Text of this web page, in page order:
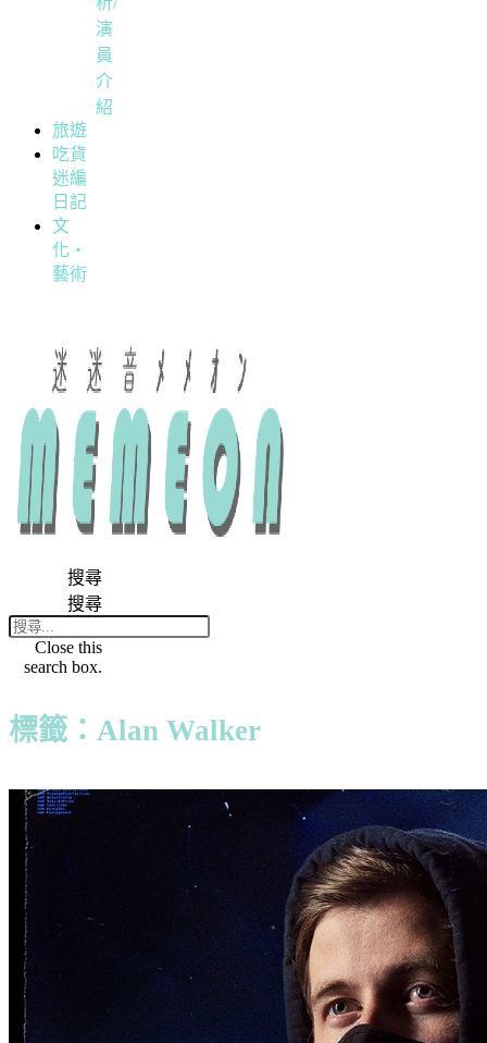
演
員
介
紹
旅遊
吃貨
迷編
日記
文
化・
藝術
搜尋
搜尋
Close this
search box.
標籤：Alan Walker